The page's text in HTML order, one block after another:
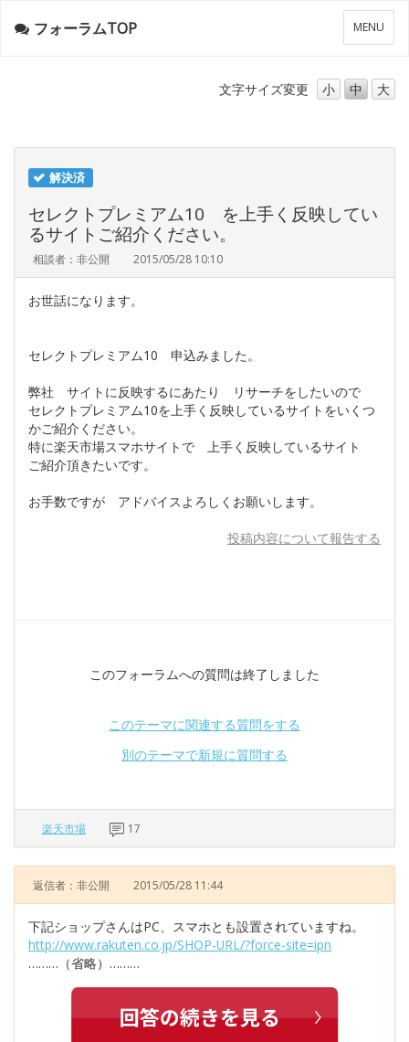
メ
ニ
ー
MENU
フォーラムTOP
文字サイズ変更 小 中 大
解決済
セレクトプレミアム10 を上手く反映してい
るサイトご紹介ください。
相談者：非公開 2015/05/28 10:10
お世話になります。
セレクトプレミアム10 申込みました。
弊社 サイトに反映するにあたり リサーチをしたいので
セレクトプレミアム10を上手く反映しているサイトをいくつ
かご紹介ください。
特に楽天市場スマホサイトで 上手く反映しているサイト
ご紹介頂きたいです。
お手数ですが アドバイスよろしくお願いします。
投稿内容について報告する
このフォーラムへの質問は終了しました
このテーマに関連する質問をする
別のテーマで新規に質問する
楽天市場 17
返信者：非公開 2015/05/28 11:44
下記ショップさんはPC、スマホとも設置されていますね。
http://www.rakuten.co.jp/SHOP-URL/?force-site=ipn
………（省略）………